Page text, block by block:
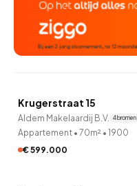
Onder bod
Krugerstraat 15
Aldem Makelaardij B.V. 4 bronnen
Appartement • 70m² • 1900
€ 599.000